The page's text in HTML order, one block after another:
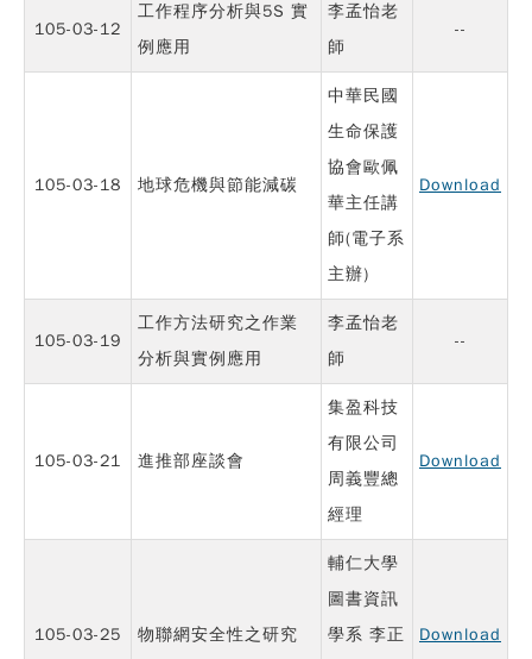
105-03-12
工作程序分析與5S 實
例應用
李孟怡老
師
--
105-03-18 地球危機與節能減碳
中華民國
生命保護
協會歐佩
華主任講
師(電子系
主辦)
Download
105-03-19
工作方法研究之作業
分析與實例應用
李孟怡老
師
--
105-03-21 進推部座談會
集盈科技
有限公司
周義豐總
經理
Download
105-03-25 物聯網安全性之研究
輔仁大學
圖書資訊
學系 李正
Download